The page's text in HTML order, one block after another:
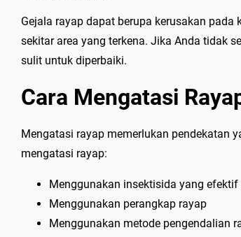
Gejala rayap dapat berupa kerusakan
sekitar area yang terkena. Jika Anda tidak
sulit untuk diperbaiki.
Cara Mengatasi
Mengatasi rayap memerlukan pendekatan
mengatasi rayap:
Menggunakan insektisida yang efektif
Menggunakan perangkap rayap
Menggunakan metode pengendalian